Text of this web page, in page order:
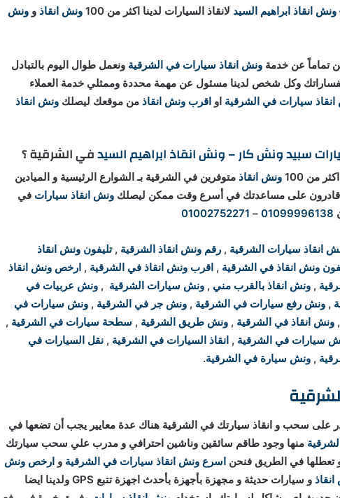
انقاذ ابراهيم السيد لانقاذ السيارات لدينا اكثر من 100 ونش انقاذ و ونش
تماماً عن خدمة ونش انقاذ سيارات في الشرقية ونعمل طوال اليوم بالتبادل
وكل شخص لدينا مسئول عن مهمة محددة وممثلي خدمة العملاء
سيارات في الشرقية او اقرب ونش انقاذ من موقعك ليصلك ونش انقاذ
سبيد ونش كار – ونش انقاذ ابراهيم السيدفي الشرقية ؟
من 100 ونش انقاذ متوفرين في الشرقية بـ الشوارع الرئيسية و الميادين
قادرون على مساعدتك في أسرع وقت ممكن ليصلك ونش انقاذ سيارات في
01099996138
–
01002752271
انقاذ سيارات الشرقية , رقم ونش انقاذ الشرقية ,تليفون ونش انقاذ
ونش انقاذ في الشرقية , اقرب ونش انقاذ في الشرقية , ارخص ونش انقاذ
, ونش انقاذ بالقرب مني , ونش سيارات الشرقية , ونش عربيات في
, ونش رفع سيارات في الشرقية , ونش جر في الشرقية , ونش سيارات في
, ونش انقاذ في الشرقية , ونش طريق الشرقية , سطحة سيارات في الشرقية ,
سيارات في الشرقية , انقاذ السيارات في الشرقية , نقل السيارات في
, ونش سيارة في الشرقية.
على سحب و انقاذ سيارتك في الشرقية هناك عدة معايير يجب أن تضعها في
منها وجود طاقم سائقين وناشين احترافي و مدرب علي سحب سيارتك
في الطريق فنحن اسرع ونش انقاذ سيارات في الشرقية و ارخص ونش
و سيارات حديثة و مجهزة بأجهزة بأحدث اجهزة تتبع GPS ولدينا ايضا